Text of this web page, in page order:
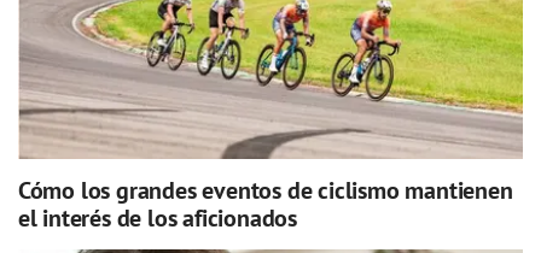
Cómo los grandes eventos de ciclismo mantienen
el interés de los aficionados